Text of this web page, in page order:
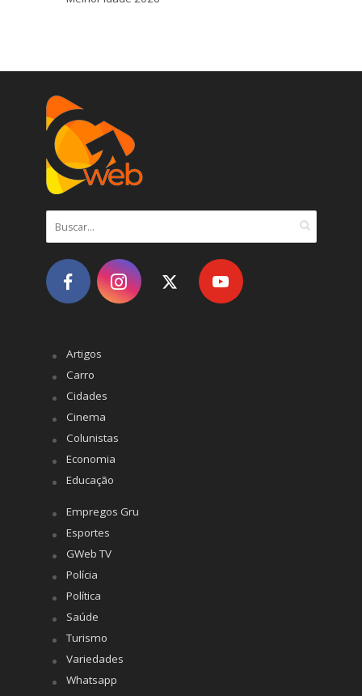
Artigos
Carro
Cidades
Cinema
Colunistas
Economia
Educação
Empregos Gru
Esportes
GWeb TV
Polícia
Política
Saúde
Turismo
Variedades
Whatsapp